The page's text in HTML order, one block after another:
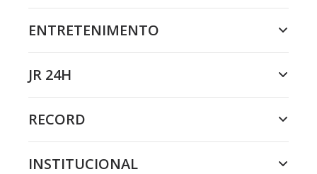
ENTRETENIMENTO
JR 24H
RECORD
INSTITUCIONAL